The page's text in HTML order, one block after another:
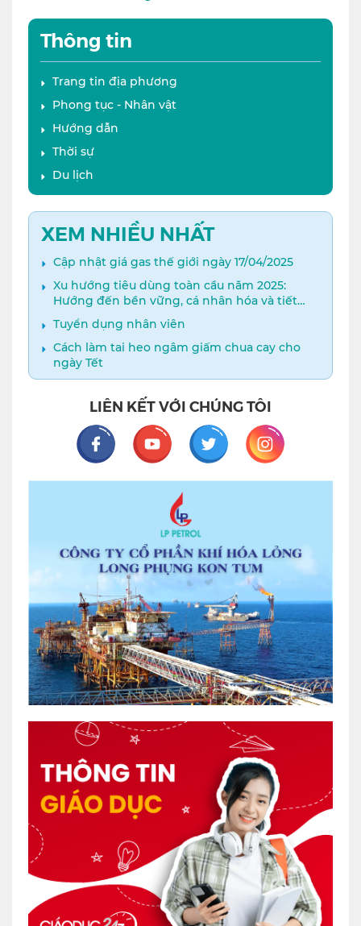
Thông tin
Trang tin địa phương
Phong tục - Nhân vật
Hướng dẫn
Thời sự
Du lịch
XEM NHIỀU NHẤT
Cập nhật giá gas thế giới ngày 17/04/2025
Xu hướng tiêu dùng toàn cầu năm 2025:
Hướng đến bền vững, cá nhân hóa và tiết
kiệm thông minh​
Tuyển dụng nhân viên
Cách làm tai heo ngâm giấm chua cay cho
ngày Tết
LIÊN KẾT VỚI CHÚNG TÔI
FacebookYoutubeTwitter